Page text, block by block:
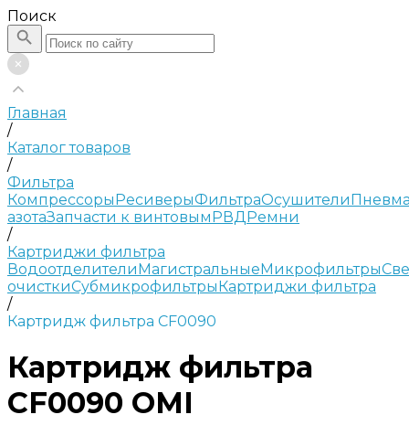
Поиск
Главная
/
Каталог товаров
/
Фильтра
КомпрессорыРесиверыФильтраОсушители
азотаЗапчасти к винтовымРВДРемни
/
Картриджи фильтра
ВодоотделителиМагистральныеМикрофильтры
очисткиСубмикрофильтрыКартриджи фильтра
/
Картридж фильтра CF0090
Картридж фильтра
CF0090 OMI